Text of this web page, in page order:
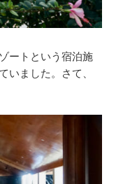
ートという宿泊施
いました。さて、